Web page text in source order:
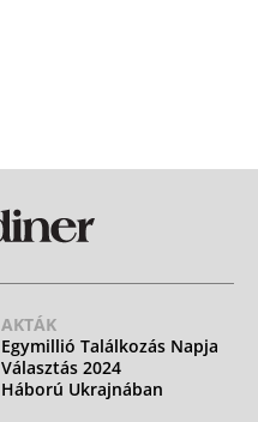
AKTÁK
Egymillió Találkozás Napja
Választás 2024
Háború Ukrajnában